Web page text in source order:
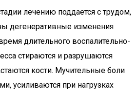
лечению поддается с трудом,
дегенеративные изменения
длительного воспалительно-
стираются и разрушаются
кости. Мучительные боли
усиливаются при нагрузках